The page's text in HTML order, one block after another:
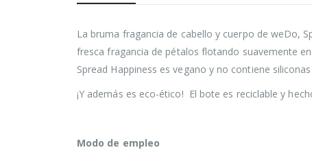
La bruma fragancia de cabello y cuerpo de weDo,
fresca fragancia de pétalos flotando suavemente
Spread Happiness es vegano y no contiene
¡Y además es eco-ético! El bote es reciclable y
Modo de empleo